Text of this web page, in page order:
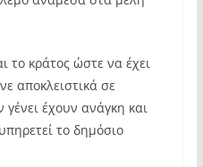
το κράτος ώστε να έχει
αποκλειστικά σε
έχουν ανάγκη και
το δημόσιο